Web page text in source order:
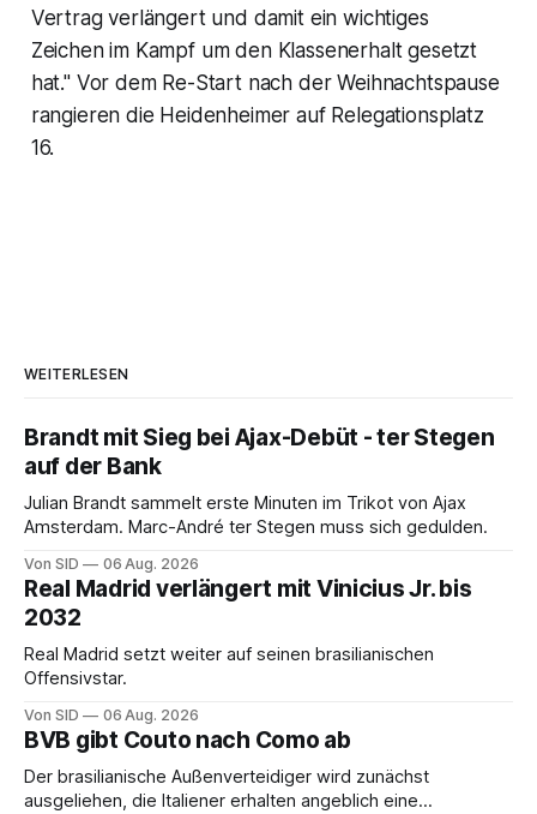
Vertrag verlängert und damit ein wichtiges
Zeichen im Kampf um den Klassenerhalt gesetzt
hat." Vor dem Re-Start nach der Weihnachtspause
rangieren die Heidenheimer auf Relegationsplatz
16.
WEITERLESEN
Brandt mit Sieg bei Ajax-Debüt - ter Stegen
auf der Bank
Julian Brandt sammelt erste Minuten im Trikot von Ajax
Amsterdam. Marc-André ter Stegen muss sich gedulden.
Von SID 06 Aug. 2026
Real Madrid verlängert mit Vinicius Jr. bis
2032
Real Madrid setzt weiter auf seinen brasilianischen
Offensivstar.
Von SID 06 Aug. 2026
BVB gibt Couto nach Como ab
Der brasilianische Außenverteidiger wird zunächst
ausgeliehen, die Italiener erhalten angeblich eine